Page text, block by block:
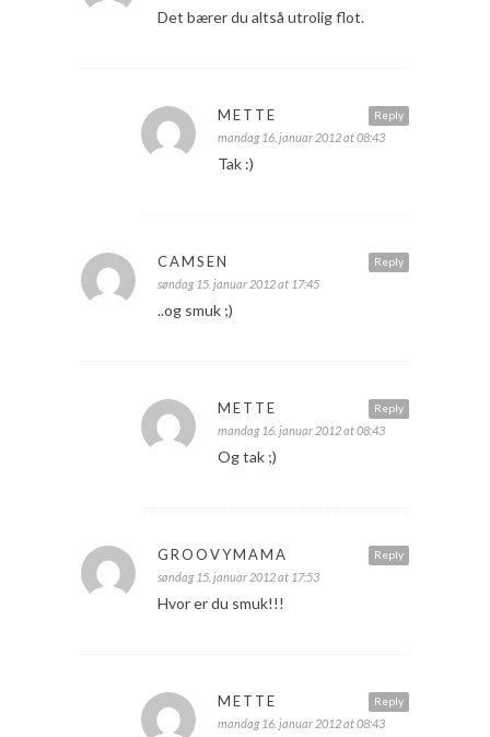
Det bærer du altså utrolig flot.
Reply
METTE
mandag 16. januar 2012 at 08:43
Tak :)
Reply
CAMSEN
søndag 15. januar 2012 at 17:45
..og smuk ;)
Reply
METTE
mandag 16. januar 2012 at 08:43
Og tak ;)
Reply
GROOVYMAMA
søndag 15. januar 2012 at 17:53
Hvor er du smuk!!!
Reply
METTE
mandag 16. januar 2012 at 08:43